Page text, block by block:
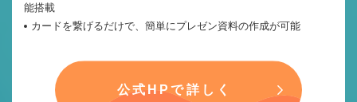
能搭載
カードを繋げるだけで、簡単にプレゼン資料の作成が可能
公式HPで詳しく